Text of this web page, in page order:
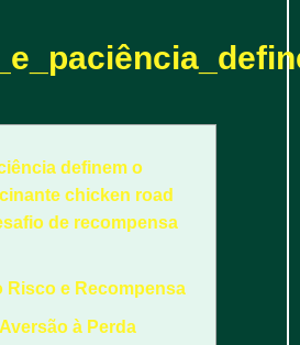
definem o
chicken road
de recompensa
Risco e Recompensa
à Perda